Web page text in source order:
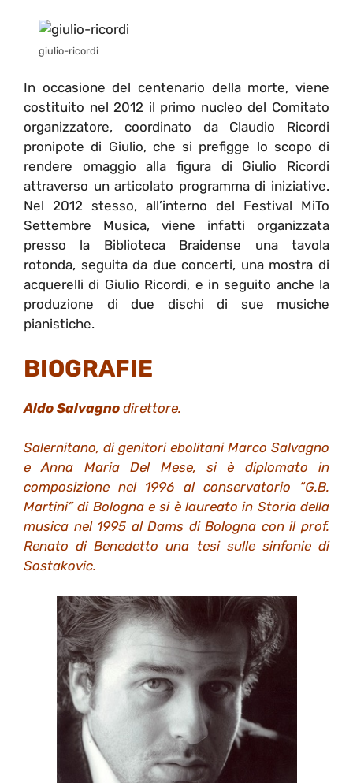
giulio-ricordi
In occasione del centenario della morte, viene
costituito nel 2012 il primo nucleo del Comitato
organizzatore, coordinato da Claudio Ricordi
pronipote di Giulio, che si prefigge lo scopo di
rendere omaggio alla figura di Giulio Ricordi
attraverso un articolato programma di iniziative.
Nel 2012 stesso, all’interno del Festival MiTo
Settembre Musica, viene infatti organizzata
presso la Biblioteca Braidense una tavola
rotonda, seguita da due concerti, una mostra di
acquerelli di Giulio Ricordi, e in seguito anche la
produzione di due dischi di sue musiche
pianistiche.
BIOGRAFIE
Aldo Salvagno direttore.
Salernitano, di genitori ebolitani Marco Salvagno
e Anna Maria Del Mese, si è diplomato in
composizione nel 1996 al conservatorio “G.B.
Martini” di Bologna e si è laureato in Storia della
musica nel 1995 al Dams di Bologna con il prof.
Renato di Benedetto una tesi sulle sinfonie di
Sostakovic.